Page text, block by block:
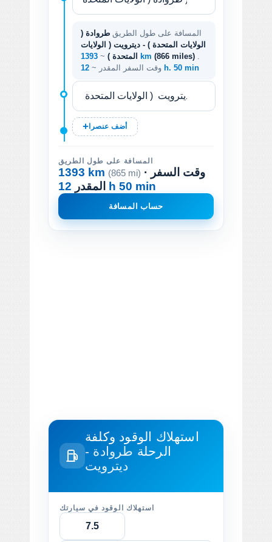
المسافة على طول الطريق طروادة (
الولايات المتحدة ) - ديترويت ( الولايات
المتحدة ) ~ 1393 km (866 miles)
وقت السفر المقدر ~ 12 h. 50 min
أضف عنصرا
المسافة على طول الطريق
1393 km (865 mi) · وقت السفر
المقدر 12 h 50 min
حساب المسافة
استهلاك الوقود وكلفة
الرحلة طروادة -
ديترويت
استهلاك الوقود في سيارتك